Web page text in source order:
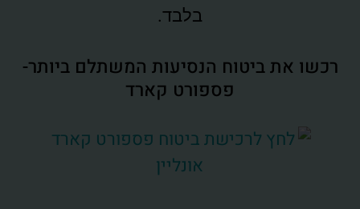
בלבד.
רכשו את ביטוח הנסיעות המשתלם ביותר-
פספורט קארד